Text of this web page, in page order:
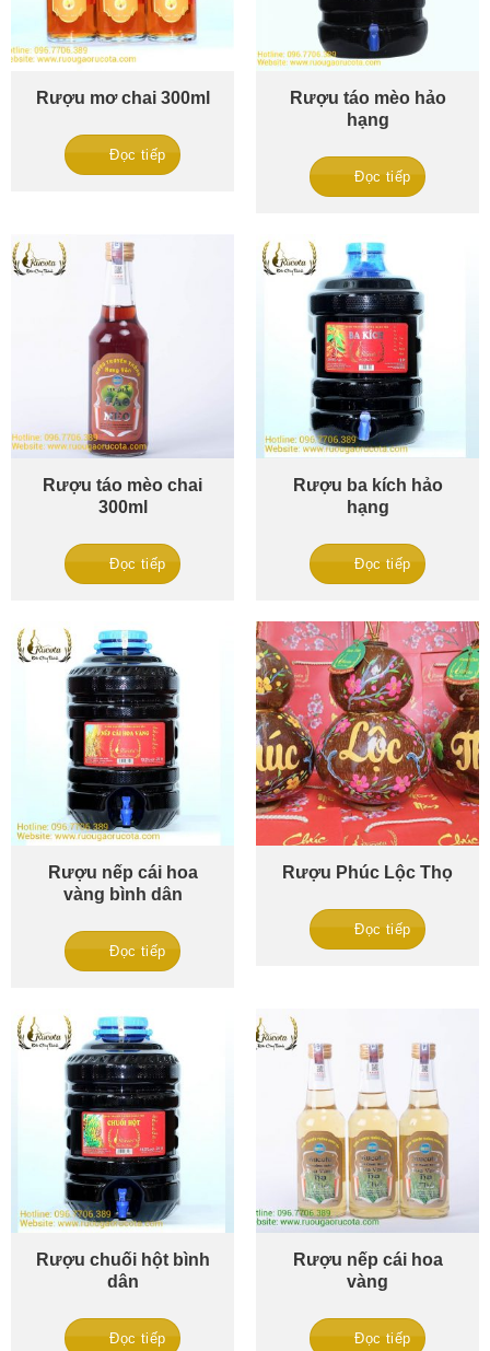
Rượu mơ chai 300ml
Đọc tiếp
Rượu táo mèo hảo
hạng
Đọc tiếp
Rượu táo mèo chai
300ml
Đọc tiếp
Rượu ba kích hảo
hạng
Đọc tiếp
Rượu nếp cái hoa
vàng bình dân
Đọc tiếp
Rượu Phúc Lộc Thọ
Đọc tiếp
Rượu chuối hột bình
dân
Đọc tiếp
Rượu nếp cái hoa
vàng
Đọc tiếp